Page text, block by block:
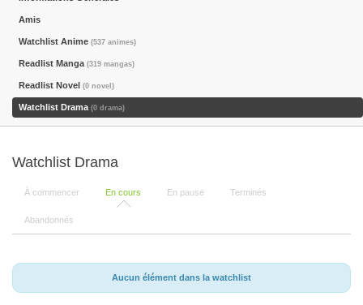
Amis
Watchlist Anime (537 animes)
Readlist Manga (319 mangas)
Readlist Novel (0 novel)
Watchlist Drama (0 drama)
Watchlist Drama
À commencer En cours En pause Terminés
Abandonnés
Aucun élément dans la watchlist